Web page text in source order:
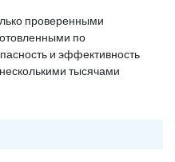
проверенными
по
и эффективность
тысячами